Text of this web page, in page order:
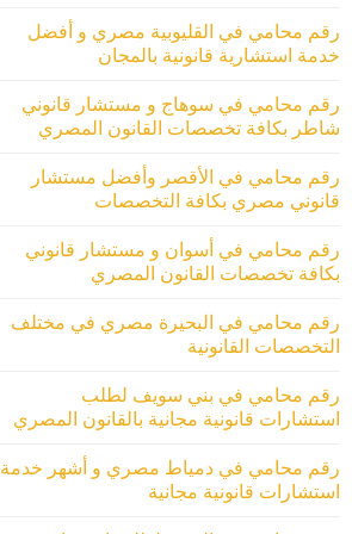
رقم محامي في القليوبية مصري و أفضل
خدمة استشارية قانونية بالمجان
رقم محامي في سوهاج و مستشار قانوني
شاطر بكافة تخصصات القانون المصري
رقم محامي في الأقصر وأفضل مستشار
قانوني مصري بكافة التخصصات
رقم محامي في أسوان و مستشار قانوني
بكافة تخصصات القانون المصري
رقم محامي في البحيرة مصري في مختلف
التخصصات القانونية
رقم محامي في بني سويف لطلب
استشارات قانونية مجانية بالقانون المصري
رقم محامي في دمياط مصري و أشهر خدمة
استشارات قانونية مجانية